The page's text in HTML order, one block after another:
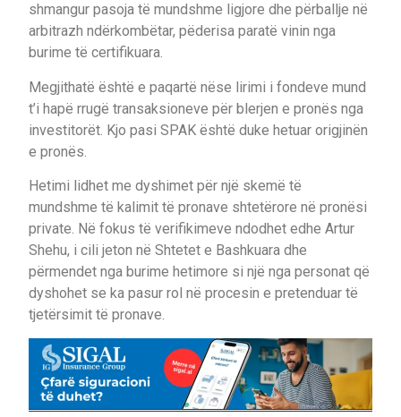
shmangur pasoja të mundshme ligjore dhe përballje në
arbitrazh ndërkombëtar, pëderisa paratë vinin nga
burime të certifikuara.
Megjithatë është e paqartë nëse lirimi i fondeve mund
t’i hapë rrugë transaksioneve për blerjen e pronës nga
investitorët. Kjo pasi SPAK është duke hetuar origjinën
e pronës.
Hetimi lidhet me dyshimet për një skemë të
mundshme të kalimit të pronave shtetërore në pronësi
private. Në fokus të verifikimeve ndodhet edhe Artur
Shehu, i cili jeton në Shtetet e Bashkuara dhe
përmendet nga burime hetimore si një nga personat që
dyshohet se ka pasur rol në procesin e pretenduar të
tjetërsimit të pronave.